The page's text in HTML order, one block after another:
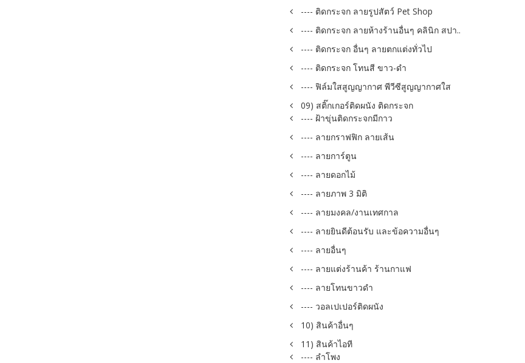
---- ติดกระจก ลายรูปสัตว์ Pet Shop
---- ติดกระจก ลายห้างร้านอื่นๆ คลินิก สปา..
---- ติดกระจก อื่นๆ ลายตกแต่งทั่วไป
---- ติดกระจก โทนสี ขาว-ดำ
---- ฟิล์มใสสูญญากาศ พีวีซีสูญญากาศใส
09) สติ๊กเกอร์ติดผนัง ติดกระจก
---- ฝ้าขุ่นติดกระจกมีกาว
---- ลายกราฟฟิก ลายเส้น
---- ลายการ์ตูน
---- ลายดอกไม้
---- ลายภาพ 3 มิติ
---- ลายมงคล/งานเทศกาล
---- ลายยินดีต้อนรับ และข้อความอื่นๆ
---- ลายอื่นๆ
---- ลายแต่งร้านค้า ร้านกาแฟ
---- ลายโทนขาวดำ
---- วอลเปเปอร์ติดผนัง
10) สินค้าอื่นๆ
11) สินค้าไอที
---- ลำโพง